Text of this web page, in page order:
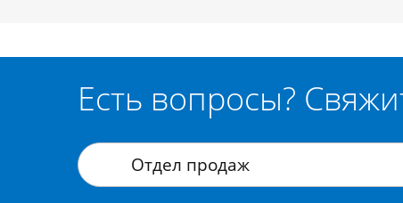
Есть вопросы?
Отдел продаж